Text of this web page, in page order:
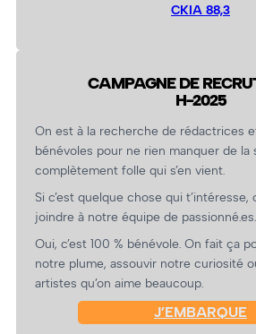
CKIA 88,3
CAMPAGNE DE
H-2025
On est à la recherche de rédactrices
bénévoles pour ne rien manquer de la
complètement folle qui s’en vient.
Si c’est quelque chose qui t’intéresse,
joindre à notre équipe de passionné.es.
Oui, c’est 100 % bénévole. On fait ça
notre plume, assouvir notre curiosité
artistes qu’on aime beaucoup.
J’EMBARQUE